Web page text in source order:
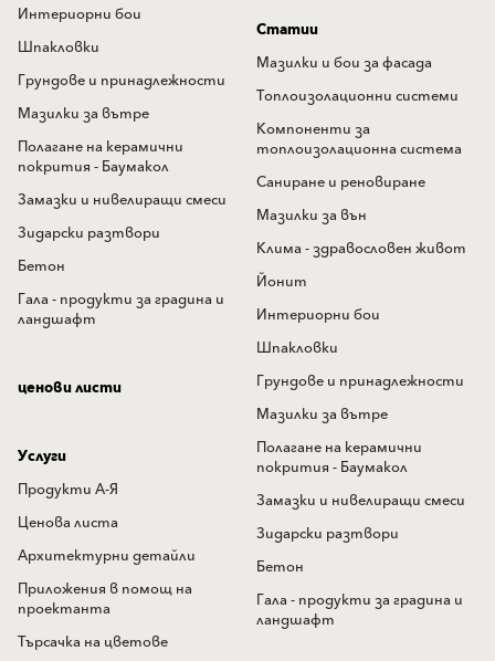
Интериорни бои
Шпакловки
Грундове и принадлежности
Мазилки за вътре
Полагане на керамични
покрития - Баумакол
Замазки и нивелиращи смеси
Зидарски разтвори
Бетон
Гала - продукти за градина и
ландшафт
Статии
Мазилки и бои за фасада
Топлоизолационни системи
Компоненти за
топлоизолационна система
Саниране и реновиране
Мазилки за вън
Клима - здравословен живот
Йонит
Интериорни бои
Шпакловки
Грундове и принадлежности
Мазилки за вътре
Полагане на керамични
покрития - Баумакол
Замазки и нивелиращи смеси
Зидарски разтвори
Бетон
Гала - продукти за градина и
ландшафт
ценови листи
Услуги
Продукти А-Я
Ценова листа
Архитектурни детайли
Приложения в помощ на
проектанта
Търсачка на цветове